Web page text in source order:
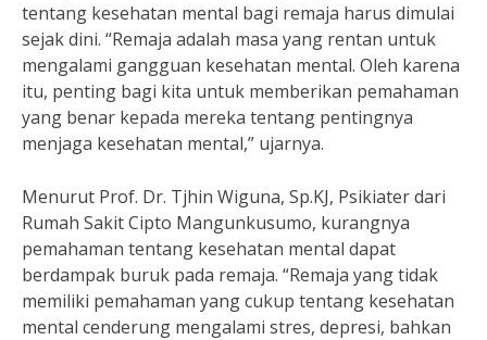
tentang kesehatan mental bagi remaja harus dimulai
sejak dini. “Remaja adalah masa yang rentan untuk
mengalami gangguan kesehatan mental. Oleh karena
itu, penting bagi kita untuk memberikan pemahaman
yang benar kepada mereka tentang pentingnya
menjaga kesehatan mental,” ujarnya.
Menurut Prof. Dr. Tjhin Wiguna, Sp.KJ, Psikiater dari
Rumah Sakit Cipto Mangunkusumo, kurangnya
pemahaman tentang kesehatan mental dapat
berdampak buruk pada remaja. “Remaja yang tidak
memiliki pemahaman yang cukup tentang kesehatan
mental cenderung mengalami stres, depresi, bahkan